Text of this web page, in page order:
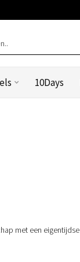
10Days
met een eigentijdse